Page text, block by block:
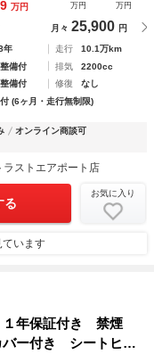
9 万円 万円 万円
月々 25,900 円
年 走行
10.1万km
備付 排気
2200cc
備付 修復
なし
(6ヶ月・走行無制限)
オンライン商談可
ストエアポート店
る
お気に入り
ています
年保証付き 禁煙
ー付き シートヒー